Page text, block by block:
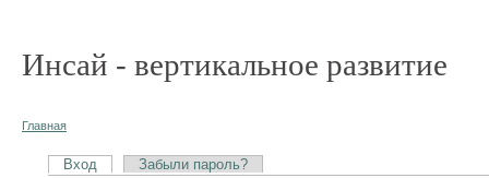
Инсай - вертикальное развитие
Главная
Вход Забыли пароль?